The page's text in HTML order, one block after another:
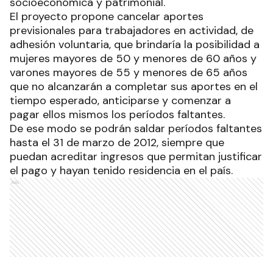
El proyecto propone cancelar aportes
previsionales para trabajadores en actividad, de
adhesión voluntaria, que brindaría la posibilidad a
mujeres mayores de 50 y menores de 60 años y
varones mayores de 55 y menores de 65 años
que no alcanzarán a completar sus aportes en el
tiempo esperado, anticiparse y comenzar a
pagar ellos mismos los períodos faltantes.
De ese modo se podrán saldar períodos faltantes
hasta el 31 de marzo de 2012, siempre que
puedan acreditar ingresos que permitan justificar
el pago y hayan tenido residencia en el país.
Ads